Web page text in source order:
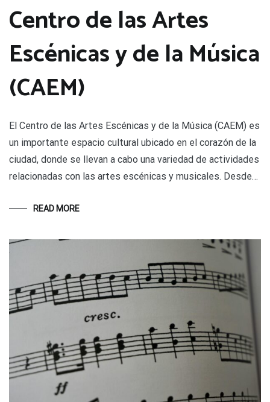
Centro de las Artes
Escénicas y de la Música
(CAEM)
El Centro de las Artes Escénicas y de la Música (CAEM) es
un importante espacio cultural ubicado en el corazón de la
ciudad, donde se llevan a cabo una variedad de actividades
relacionadas con las artes escénicas y musicales. Desde…
READ MORE